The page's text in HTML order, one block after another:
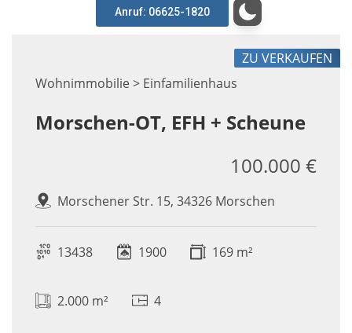
Anruf: 06625-1820
Wohnimmobilie > Einfamilienhaus
ZU VERKAUFEN
Morschen-OT, EFH + Scheune
Morschener Str. 15, 34326 Morschen
100.000 €
13438 1900 169 m²
2.000 m² 4